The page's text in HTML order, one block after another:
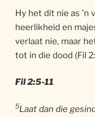
Hy het dit nie as ’n
heerlikheid en
verlaat nie, maar
tot in die dood (Fil
Fil 2:5-11
5Laat dan die